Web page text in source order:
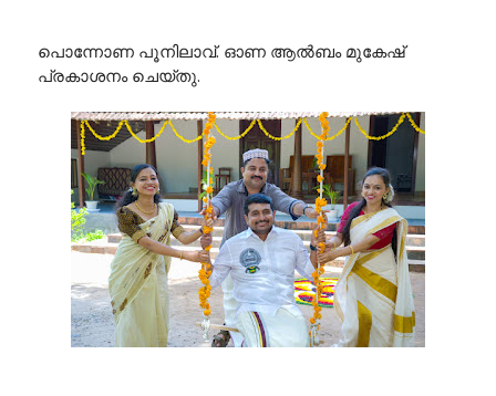
പൊന്നോണ പൂനിലാവ്. ഓണ ആൽബം മുകേഷ്
പ്രകാശനം ചെയ്തു.